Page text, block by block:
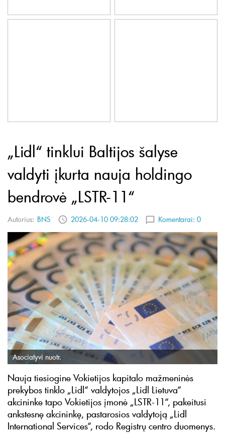
„Lidl“ tinklui Baltijos šalyse
valdyti įkurta nauja holdingo
bendrovė „LSTR-11“
Autorius: BNS 2026-04-10 09:28:02 Komentarai: 0
Asociatyvi nuotr.
Nauja tiesiogine Vokietijos kapitalo mažmeninės
prekybos tinklo „Lidl“ valdytojos „Lidl Lietuva“
akcininke tapo Vokietijos įmonė „LSTR-11“, pakeitusi
ankstesnę akcininkę, pastarosios valdytoją „Lidl
International Services“, rodo Registrų centro duomenys.